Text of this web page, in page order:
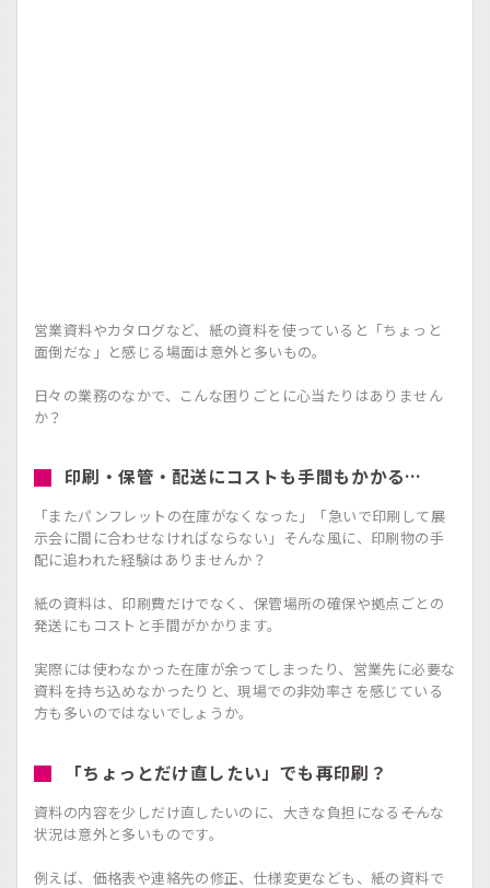
営業資料やカタログなど、紙の資料を使っていると「ちょっと
面倒だな」と感じる場面は意外と多いもの。
日々の業務のなかで、こんな困りごとに心当たりはありません
か？
印刷・保管・配送にコストも手間もかかる…
「またパンフレットの在庫がなくなった」「急いで印刷して展
示会に間に合わせなければならない」そんな風に、印刷物の手
配に追われた経験はありませんか？
紙の資料は、印刷費だけでなく、保管場所の確保や拠点ごとの
発送にもコストと手間がかかります。
実際には使わなかった在庫が余ってしまったり、営業先に必要な
資料を持ち込めなかったりと、現場での非効率さを感じている
方も多いのではないでしょうか。
「ちょっとだけ直したい」でも再印刷？
資料の内容を少しだけ直したいのに、大きな負担になる――そんな
状況は意外と多いものです。
例えば、価格表や連絡先の修正、仕様変更なども、紙の資料で